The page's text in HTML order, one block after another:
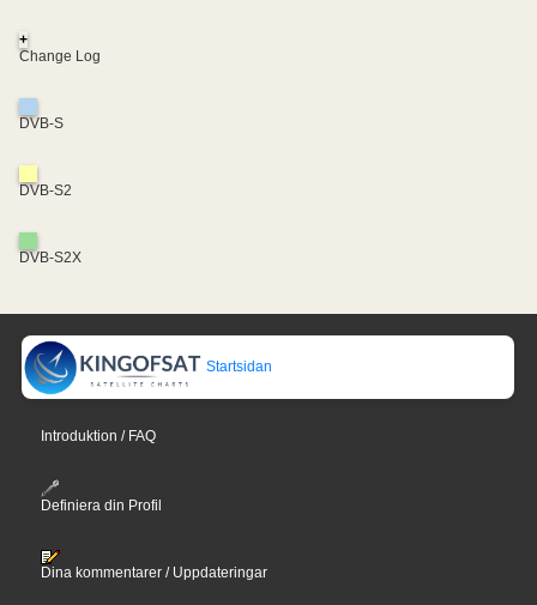
+
Change Log
DVB-S
DVB-S2
DVB-S2X
Startsidan
Introduktion / FAQ
Definiera din Profil
Dina kommentarer / Uppdateringar